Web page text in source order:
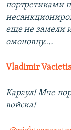
портретиками
еще не замели
омоновцу....
Vladimir Vācietis
Караул! Мне
войска!